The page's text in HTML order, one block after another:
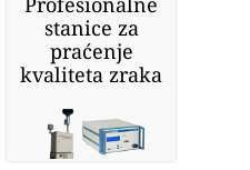
stanice za
praćenje
kvaliteta zraka